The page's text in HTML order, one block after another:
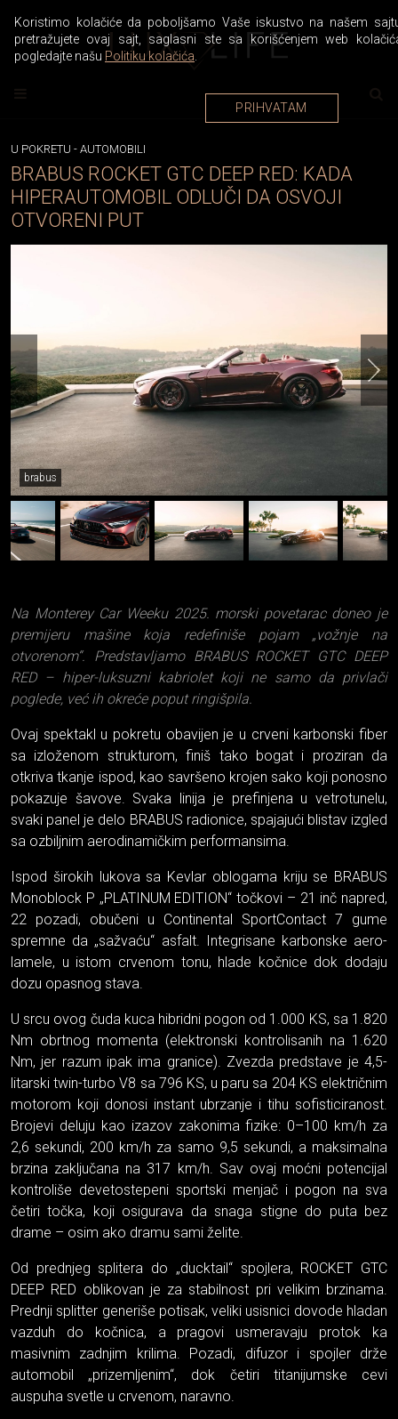
U POKRETU - AUTOMOBILI
BRABUS ROCKET GTC DEEP RED: KADA
HIPERAUTOMOBIL ODLUČI DA OSVOJI
OTVORENI PUT
brabus
Na Monterey Car Weeku 2025. morski povetarac doneo je
premijeru mašine koja redefiniše pojam „vožnje na
otvorenom“. Predstavljamo BRABUS ROCKET GTC DEEP
RED – hiper-luksuzni kabriolet koji ne samo da privlači
poglede, već ih okreće poput ringišpila.
Ovaj spektakl u pokretu obavijen je u crveni karbonski fiber
sa izloženom strukturom, finiš tako bogat i proziran da
otkriva tkanje ispod, kao savršeno krojen sako koji ponosno
pokazuje šavove. Svaka linija je prefinjena u vetrotunelu,
svaki panel je delo BRABUS radionice, spajajući blistav izgled
sa ozbiljnim aerodinamičkim performansima.
Ispod širokih lukova sa Kevlar oblogama kriju se BRABUS
Monoblock P „PLATINUM EDITION“ točkovi – 21 inč napred,
22 pozadi, obučeni u Continental SportContact 7 gume
spremne da „sažvaću“ asfalt. Integrisane karbonske aero-
lamele, u istom crvenom tonu, hlade kočnice dok dodaju
dozu opasnog stava.
U srcu ovog čuda kuca hibridni pogon od 1.000 KS, sa 1.820
Nm obrtnog momenta (elektronski kontrolisanih na 1.620
Nm, jer razum ipak ima granice). Zvezda predstave je 4,5-
litarski twin-turbo V8 sa 796 KS, u paru sa 204 KS električnim
motorom koji donosi instant ubrzanje i tihu sofisticiranost.
Brojevi deluju kao izazov zakonima fizike: 0–100 km/h za
2,6 sekundi, 200 km/h za samo 9,5 sekundi, a maksimalna
brzina zaključana na 317 km/h. Sav ovaj moćni potencijal
kontroliše devetostepeni sportski menjač i pogon na sva
četiri točka, koji osigurava da snaga stigne do puta bez
drame – osim ako dramu sami želite.
Od prednjeg splitera do „ducktail“ spojlera, ROCKET GTC
DEEP RED oblikovan je za stabilnost pri velikim brzinama.
Prednji splitter generiše potisak, veliki usisnici dovode hladan
vazduh do kočnica, a pragovi usmeravaju protok ka
masivnim zadnjim krilima. Pozadi, difuzor i spojler drže
automobil „prizemljenim“, dok četiri titanijumske cevi
auspuha svetle u crvenom, naravno.
Koristimo kolačiće da poboljšamo Vaše iskustvo na našem
pretražujete ovaj sajt, saglasni ste sa korišćenjem web
pogledajte našu Politiku kolačića
PRIHVATAM